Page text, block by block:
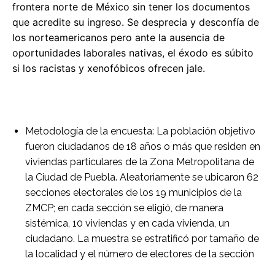
frontera norte de México sin tener los documentos
que acredite su ingreso. Se desprecia y desconfía de
los norteamericanos pero ante la ausencia de
oportunidades laborales nativas, el éxodo es súbito
si los racistas y xenofóbicos ofrecen jale.
Metodología de la encuesta: La población objetivo
fueron ciudadanos de 18 años o más que residen en
viviendas particulares de la Zona Metropolitana de
la Ciudad de Puebla. Aleatoriamente se ubicaron 62
secciones electorales de los 19 municipios de la
ZMCP; en cada sección se eligió, de manera
sistémica, 10 viviendas y en cada vivienda, un
ciudadano. La muestra se estratificó por tamaño de
la localidad y el número de electores de la sección